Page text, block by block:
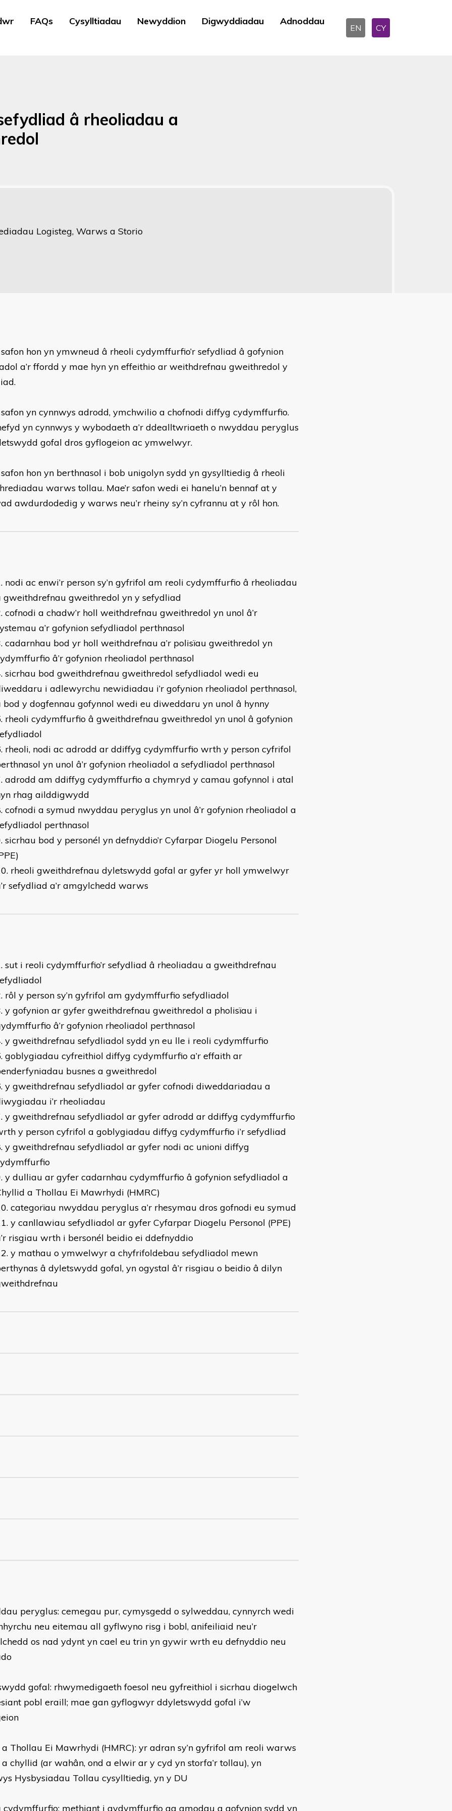
FAQs Cysylltiadau Newyddion Digwyddiadau Adnoddau
EN CY
â rheoliadau a
Logisteg, Warws a Storio
safon hon yn ymwneud â rheoli cydymffurfio’r sefydliad â gofynion
a’r ffordd y mae hyn yn effeithio ar weithdrefnau gweithredol y
safon yn cynnwys adrodd, ymchwilio a chofnodi diffyg cydymffurfio.
yn cynnwys y wybodaeth a’r ddealltwriaeth o nwyddau peryglus
gofal dros gyflogeion ac ymwelwyr.
safon hon yn berthnasol i bob unigolyn sydd yn gysylltiedig â rheoli
warws tollau. Mae’r safon wedi ei hanelu’n bennaf at y
awdurdodedig y warws neu’r rheiny sy’n cyfrannu at y rôl hon.
nodi ac enwi’r person sy’n gyfrifol am reoli cydymffurfio â rheoliadau
gweithdrefnau gweithredol yn y sefydliad
cofnodi a chadw’r holl weithdrefnau gweithredol yn unol â’r
a’r gofynion sefydliadol perthnasol
cadarnhau bod yr holl weithdrefnau a’r polisïau gweithredol yn
â’r gofynion rheoliadol perthnasol
sicrhau bod gweithdrefnau gweithredol sefydliadol wedi eu
i adlewyrchu newidiadau i’r gofynion rheoliadol perthnasol,
bod y dogfennau gofynnol wedi eu diweddaru yn unol â hynny
rheoli cydymffurfio â gweithdrefnau gweithredol yn unol â gofynion
rheoli, nodi ac adrodd ar ddiffyg cydymffurfio wrth y person cyfrifol
yn unol â’r gofynion rheoliadol a sefydliadol perthnasol
adrodd am ddiffyg cydymffurfio a chymryd y camau gofynnol i atal
rhag ailddigwydd
cofnodi a symud nwyddau peryglus yn unol â’r gofynion rheoliadol a
perthnasol
sicrhau bod y personél yn defnyddio’r Cyfarpar Diogelu Personol
rheoli gweithdrefnau dyletswydd gofal ar gyfer yr holl ymwelwyr
sefydliad a’r amgylchedd warws
sut i reoli cydymffurfio’r sefydliad â rheoliadau a gweithdrefnau
rôl y person sy’n gyfrifol am gydymffurfio sefydliadol
y gofynion ar gyfer gweithdrefnau gweithredol a pholisïau i
â’r gofynion rheoliadol perthnasol
y gweithdrefnau sefydliadol sydd yn eu lle i reoli cydymffurfio
goblygiadau cyfreithiol diffyg cydymffurfio a’r effaith ar
busnes a gweithredol
y gweithdrefnau sefydliadol ar gyfer cofnodi diweddariadau a
i’r rheoliadau
y gweithdrefnau sefydliadol ar gyfer adrodd ar ddiffyg cydymffurfio
y person cyfrifol a goblygiadau diffyg cydymffurfio i’r sefydliad
y gweithdrefnau sefydliadol ar gyfer nodi ac unioni diffyg
y dulliau ar gyfer cadarnhau cydymffurfio â gofynion sefydliadol a
a Thollau Ei Mawrhydi (HMRC)
categorïau nwyddau peryglus a’r rhesymau dros gofnodi eu symud
y canllawiau sefydliadol ar gyfer Cyfarpar Diogelu Personol (PPE)
risgiau wrth i bersonél beidio ei ddefnyddio
y mathau o ymwelwyr a chyfrifoldebau sefydliadol mewn
â dyletswydd gofal, yn ogystal â’r risgiau o beidio â dilyn
peryglus: cemegau pur, cymysgedd o sylweddau, cynnyrch wedi
neu eitemau all gyflwyno risg i bobl, anifeiliaid neu’r
os nad ydynt yn cael eu trin yn gywir wrth eu defnyddio neu
gofal: rhwymedigaeth foesol neu gyfreithiol i sicrhau diogelwch
pobl eraill; mae gan gyflogwyr ddyletswydd gofal i’w
Thollau Ei Mawrhydi (HMRC): yr adran sy’n gyfrifol am reoli warws
chyllid (ar wahân, ond a elwir ar y cyd yn storfa’r tollau), yn
Hysbysiadau Tollau cysylltiedig, yn y DU
cydymffurfio: methiant i gydymffurfio ag amodau a gofynion sydd yn